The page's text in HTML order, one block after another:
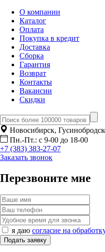
О компании
Каталог
Оплата
Покупка в кредит
Доставка
Сборка
Гарантия
Возврат
Контакты
Вакансии
Скидки
Новосибирск,
Пн.-Пт.: с 9-00 до 18-00
+7 (383) 383-27-07
Заказать звонок
Перезвоните мне
я даю согласие на